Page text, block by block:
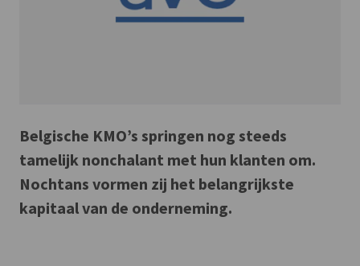
Belgische KMO’s springen nog steeds
tamelijk nonchalant met hun klanten om.
Nochtans vormen zij het belangrijkste
kapitaal van de onderneming.